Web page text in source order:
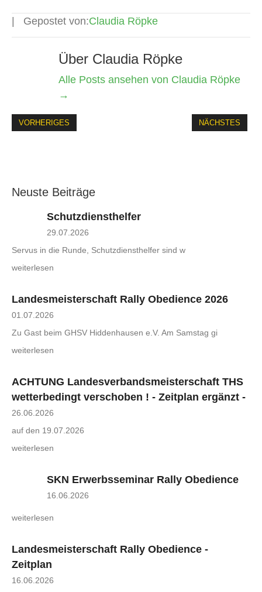
Gepostet von:Claudia Röpke
Über Claudia Röpke
Alle Posts ansehen von Claudia Röpke
→
VORHERIGES NÄCHSTES
Neuste Beiträge
Schutzdiensthelfer
29.07.2026
Servus in die Runde, Schutzdiensthelfer sind w
weiterlesen
Landesmeisterschaft Rally Obedience 2026
01.07.2026
Zu Gast beim GHSV Hiddenhausen e.V. Am Samstag gi
weiterlesen
ACHTUNG Landesverbandsmeisterschaft THS
wetterbedingt verschoben ! - Zeitplan ergänzt -
26.06.2026
auf den 19.07.2026
weiterlesen
SKN Erwerbsseminar Rally Obedience
16.06.2026
weiterlesen
Landesmeisterschaft Rally Obedience -
Zeitplan
16.06.2026